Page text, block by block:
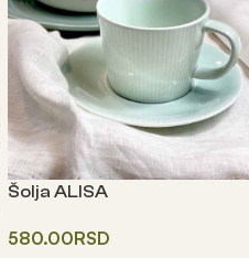
Šolja ALISA
580.00RSD